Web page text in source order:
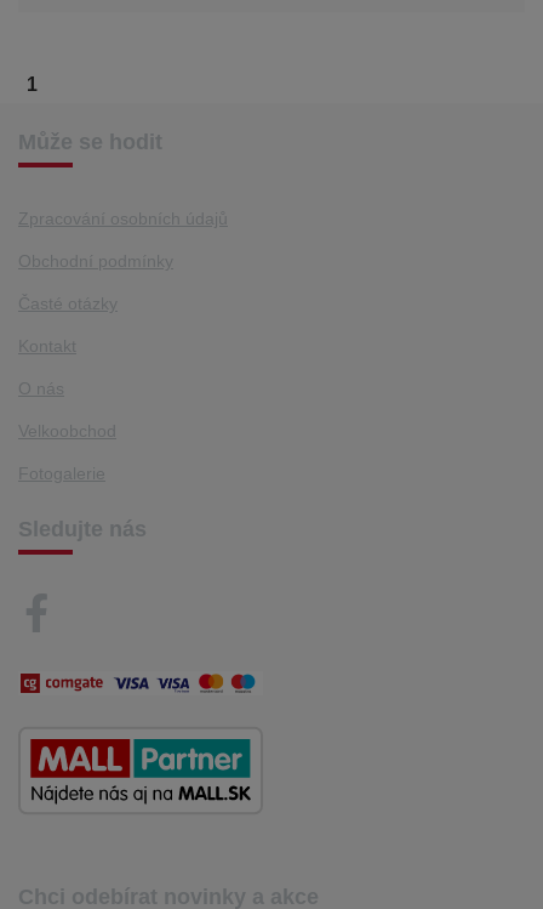
1
Může se hodit
Zpracování osobních údajů
Obchodní podmínky
Časté otázky
Kontakt
O nás
Velkoobchod
Fotogalerie
Sledujte nás
Chci odebírat novinky a akce